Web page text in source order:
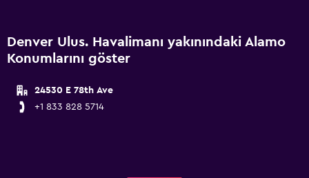
Denver Ulus. Havalimanı yakınındaki Alamo
Konumlarını göster
24530 E 78th Ave
+1 833 828 5714